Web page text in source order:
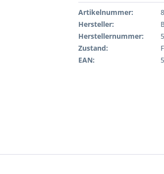
Artikelnummer:
Hersteller:
Herstellernummer:
Zustand:
EAN: